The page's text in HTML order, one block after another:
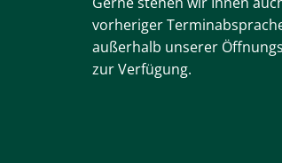
vorheriger
außerhalb unserer
zur Verfügung.